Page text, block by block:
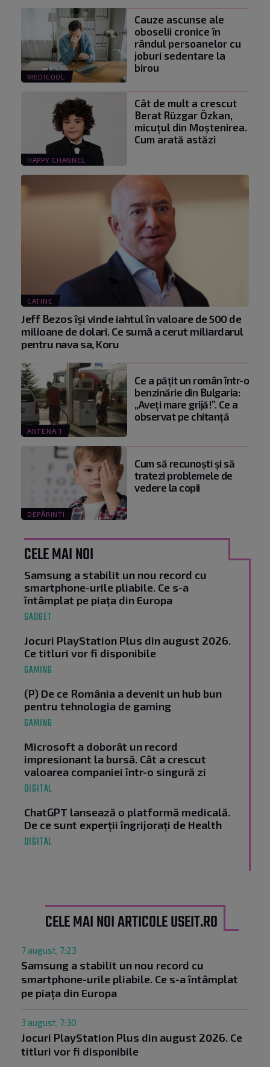
MEDICOOL
Cauze ascunse ale
oboselii cronice în
rândul persoanelor cu
joburi sedentare la
birou
HAPPY CHANNEL
Cât de mult a crescut
Berat Rüzgar Özkan,
micuțul din Moștenirea.
Cum arată astăzi
CATINE
Jeff Bezos își vinde iahtul în valoare de 500 de
milioane de dolari. Ce sumă a cerut miliardarul
pentru nava sa, Koru
ANTENA 1
Ce a pățit un român într-o
benzinărie din Bulgaria:
„Aveți mare grijă!”. Ce a
observat pe chitanță
DEPĂRINȚI
Cum să recunoști și să
tratezi problemele de
vedere la copii
CELE MAI NOI
Samsung a stabilit un nou record cu
smartphone-urile pliabile. Ce s-a
întâmplat pe piața din Europa
GADGET
Jocuri PlayStation Plus din august 2026.
Ce titluri vor fi disponibile
GAMING
(P) De ce România a devenit un hub bun
pentru tehnologia de gaming
GAMING
Microsoft a doborât un record
impresionant la bursă. Cât a crescut
valoarea companiei într-o singură zi
DIGITAL
ChatGPT lansează o platformă medicală.
De ce sunt experții îngrijorați de Health
DIGITAL
CELE MAI NOI ARTICOLE USEIT.RO
7 august, 7:23
Samsung a stabilit un nou record cu
smartphone-urile pliabile. Ce s-a întâmplat
pe piața din Europa
3 august, 7:30
Jocuri PlayStation Plus din august 2026. Ce
titluri vor fi disponibile